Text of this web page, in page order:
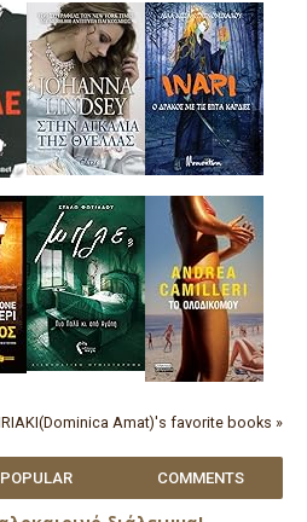
Amat)'s favorite books »
POPULAR COMMENTS